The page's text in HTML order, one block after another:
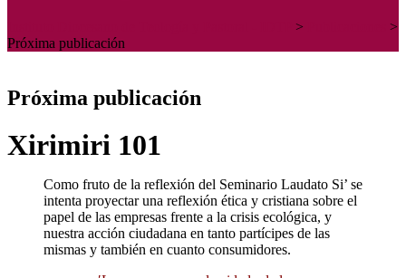
>
>
Próxima publicación
Próxima publicación
Xirimiri 101
Como fruto de la reflexión del Seminario Laudato Si’ se
intenta proyectar una reflexión ética y cristiana sobre el
papel de las empresas frente a la crisis ecológica, y
nuestra acción ciudadana en tanto partícipes de las
mismas y también en cuanto consumidores.